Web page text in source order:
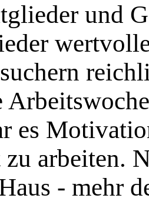
und
es
arbeiten.
- mehr